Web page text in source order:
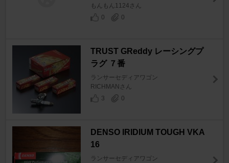
もんもん1124さん
0
0
TRUST GReddy レーシングプ
ラグ ７番
ランサーセディアワゴン
RICHMANさん
3
0
DENSO IRIDIUM TOUGH VKA
16
ランサーセディアワゴン